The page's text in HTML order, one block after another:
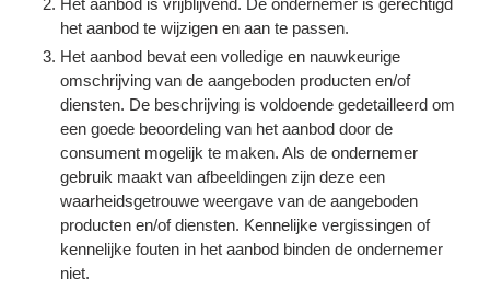
Het aanbod is vrijblijvend. De ondernemer is gerechtigd
het aanbod te wijzigen en aan te passen.
Het aanbod bevat een volledige en nauwkeurige
omschrijving van de aangeboden producten en/of
diensten. De beschrijving is voldoende gedetailleerd om
een goede beoordeling van het aanbod door de
consument mogelijk te maken. Als de ondernemer
gebruik maakt van afbeeldingen zijn deze een
waarheidsgetrouwe weergave van de aangeboden
producten en/of diensten. Kennelijke vergissingen of
kennelijke fouten in het aanbod binden de ondernemer
niet.